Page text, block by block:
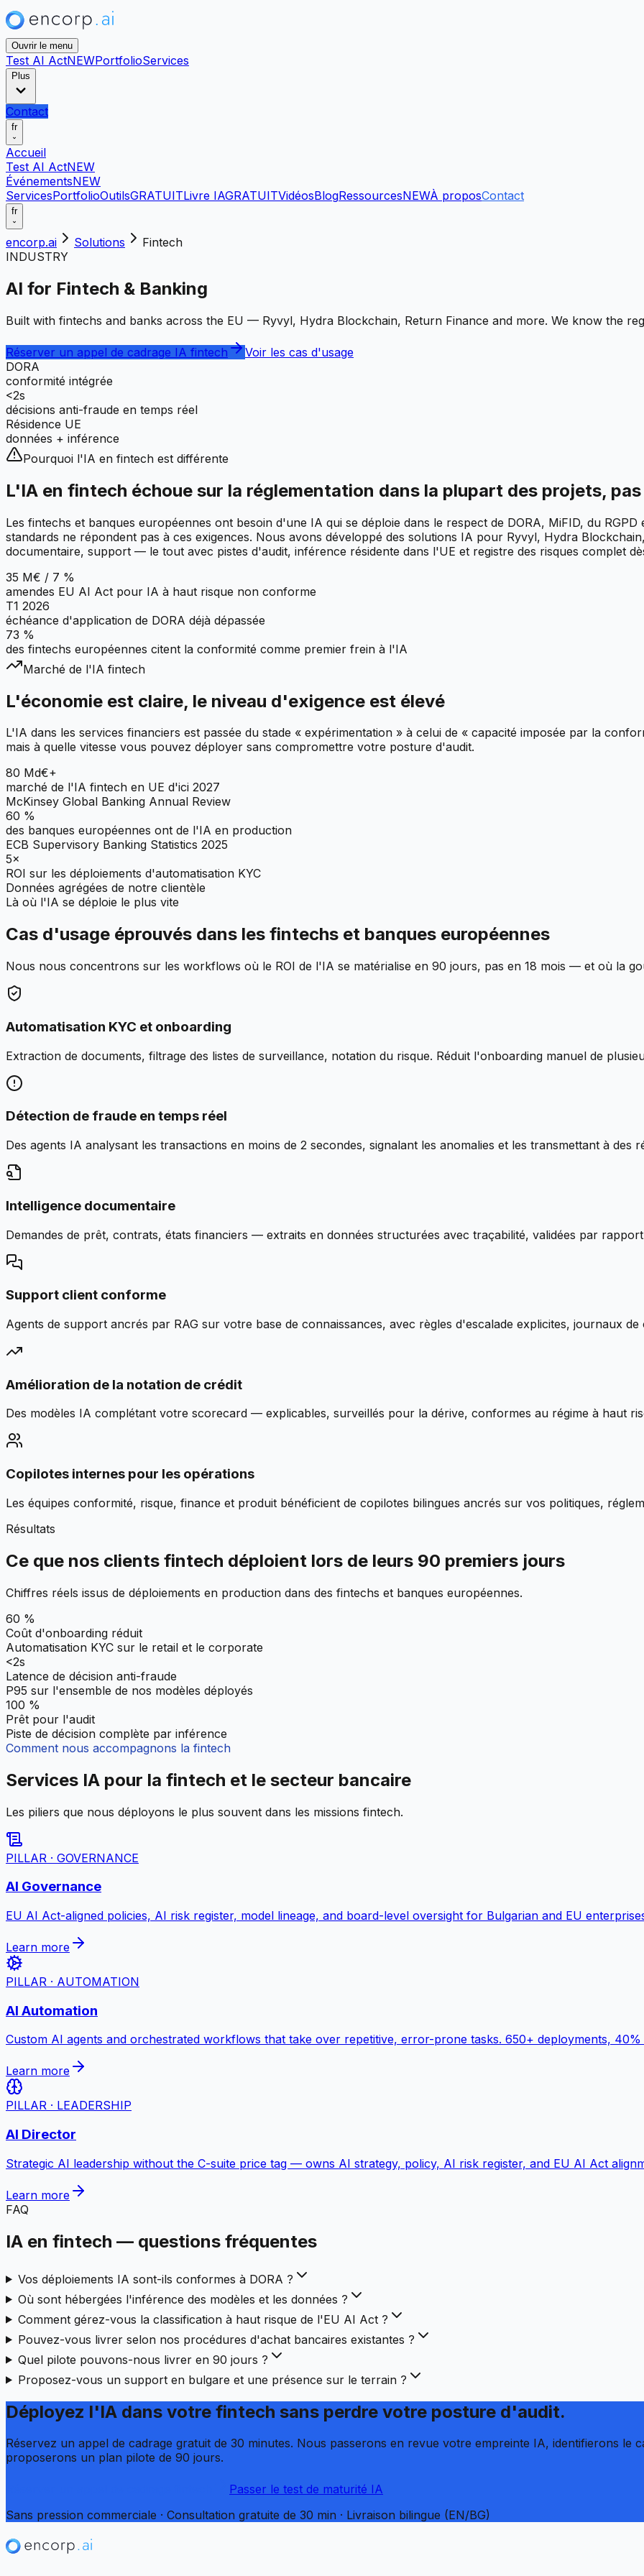
Ouvrir le menu
Test AI ActNEWPortfolioServices
Plus
Contact
fr
Accueil
Test AI ActNEW
ÉvénementsNEW
ServicesPortfolioOutilsGRATUITLivre IAGRATUITVidéosBlogRessourcesNEWÀ proposContact
fr
encorp.ai Solutions
Fintech
INDUSTRY
AI for Fintech & Banking
Built with fintechs and banks across the EU — Ryvyl, Hydra Blockchain, Return Finance and more. We know the
Réserver un appel de cadrage IA fintech
Voir les cas d'usage
DORA
conformité intégrée
<2s
décisions anti-fraude en temps réel
Résidence UE
données + inférence
Pourquoi l'IA en fintech est différente
L'IA en fintech échoue sur la réglementation dans la plupart des projets,
Les fintechs et banques européennes ont besoin d'une IA qui se déploie dans le respect de DORA, MiFID, du
standards ne répondent pas à ces exigences. Nous avons développé des solutions IA pour Ryvyl, Hydra
documentaire, support — le tout avec pistes d'audit, inférence résidente dans l'UE et registre des risques complet
35 M€ / 7 %
amendes EU AI Act pour IA à haut risque non conforme
T1 2026
échéance d'application de DORA déjà dépassée
73 %
des fintechs européennes citent la conformité comme premier frein à l'IA
Marché de l'IA fintech
L'économie est claire, le niveau d'exigence est élevé
L'IA dans les services financiers est passée du stade « expérimentation » à celui de « capacité imposée par la
mais à quelle vitesse vous pouvez déployer sans compromettre votre posture d'audit.
80 Md€+
marché de l'IA fintech en UE d'ici 2027
McKinsey Global Banking Annual Review
60 %
des banques européennes ont de l'IA en production
ECB Supervisory Banking Statistics 2025
5×
ROI sur les déploiements d'automatisation KYC
Données agrégées de notre clientèle
Là où l'IA se déploie le plus vite
Cas d'usage éprouvés dans les fintechs et banques européennes
Nous nous concentrons sur les workflows où le ROI de l'IA se matérialise en 90 jours, pas en 18 mois — et où la
Automatisation KYC et onboarding
Extraction de documents, filtrage des listes de surveillance, notation du risque. Réduit l'onboarding manuel de
Détection de fraude en temps réel
Des agents IA analysant les transactions en moins de 2 secondes, signalant les anomalies et les transmettant à des
Intelligence documentaire
Demandes de prêt, contrats, états financiers — extraits en données structurées avec traçabilité, validées par
Support client conforme
Agents de support ancrés par RAG sur votre base de connaissances, avec règles d'escalade explicites, journaux
Amélioration de la notation de crédit
Des modèles IA complétant votre scorecard — explicables, surveillés pour la dérive, conformes au régime à haut
Copilotes internes pour les opérations
Les équipes conformité, risque, finance et produit bénéficient de copilotes bilingues ancrés sur vos politiques,
Résultats
Ce que nos clients fintech déploient lors de leurs 90 premiers jours
Chiffres réels issus de déploiements en production dans des fintechs et banques européennes.
60 %
Coût d'onboarding réduit
Automatisation KYC sur le retail et le corporate
<2s
Latence de décision anti-fraude
P95 sur l'ensemble de nos modèles déployés
100 %
Prêt pour l'audit
Piste de décision complète par inférence
Comment nous accompagnons la fintech
Services IA pour la fintech et le secteur bancaire
Les piliers que nous déployons le plus souvent dans les missions fintech.
PILLAR · GOVERNANCE
AI Governance
EU AI Act-aligned policies, AI risk register, model lineage, and board-level oversight for Bulgarian and EU
Learn more
PILLAR · AUTOMATION
AI Automation
Custom AI agents and orchestrated workflows that take over repetitive, error-prone tasks. 650+ deployments,
Learn more
PILLAR · LEADERSHIP
AI Director
Strategic AI leadership without the C-suite price tag — owns AI strategy, policy, AI risk register, and EU AI Act
Learn more
FAQ
IA en fintech — questions fréquentes
Vos déploiements IA sont-ils conformes à DORA ?
Où sont hébergées l'inférence des modèles et les données ?
Comment gérez-vous la classification à haut risque de l'EU AI Act ?
Pouvez-vous livrer selon nos procédures d'achat bancaires existantes ?
Quel pilote pouvons-nous livrer en 90 jours ?
Proposez-vous un support en bulgare et une présence sur le terrain ?
Déployez l'IA dans votre fintech sans perdre votre posture d'audit.
Réservez un appel de cadrage gratuit de 30 minutes. Nous passerons en revue votre empreinte IA, identifierons le
proposerons un plan pilote de 90 jours.
Passer le test de maturité IA
Sans pression commerciale · Consultation gratuite de 30 min · Livraison bilingue (EN/BG)